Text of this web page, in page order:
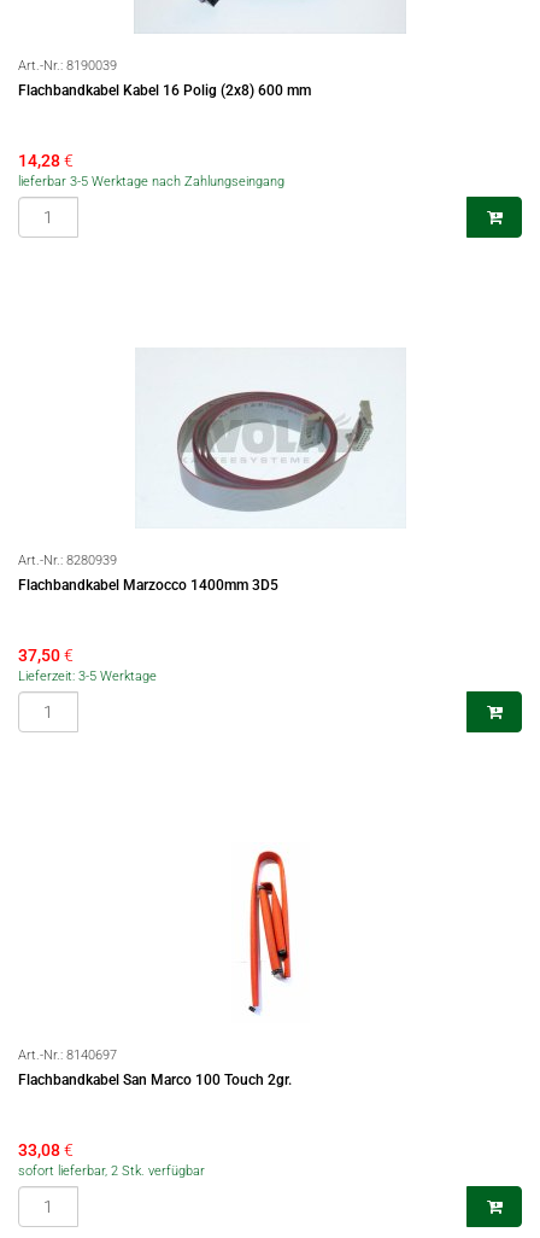
Art.-Nr.: 8190039
Flachbandkabel Kabel 16 Polig (2x8) 600 mm
14,28€
lieferbar 3-5 Werktage nach Zahlungseingang
Art.-Nr.: 8280939
Flachbandkabel Marzocco 1400mm 3D5
37,50€
Lieferzeit: 3-5 Werktage
Art.-Nr.: 8140697
Flachbandkabel San Marco 100 Touch 2gr.
33,08€
sofort lieferbar, 2 Stk. verfügbar